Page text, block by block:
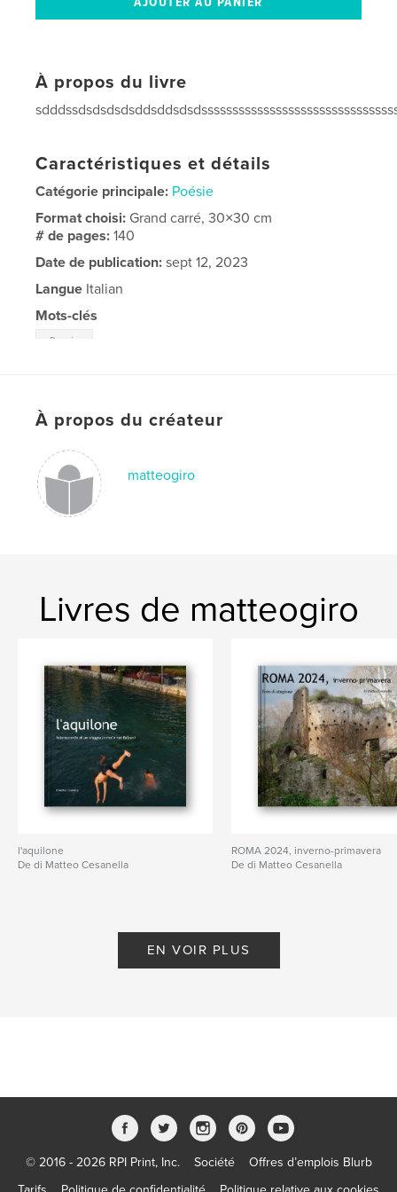
À propos du livre
Caractéristiques et détails
Catégorie principale: Poésie
Format choisi: Grand carré, 30×30 cm
# de pages:140
Date de publication: sept 12, 2023
Langue Italian
Mots-clés
Bosnia
À propos du créateur
matteogiro
Livres de matteogiro
l'aquilone
De di Matteo Cesanella
ROMA 2024, inverno-primavera
De di Matteo Cesanella
EN VOIR PLUS
© 2016 - 2026 RPI Print, Inc. Société
Offres d’emplois Blurb